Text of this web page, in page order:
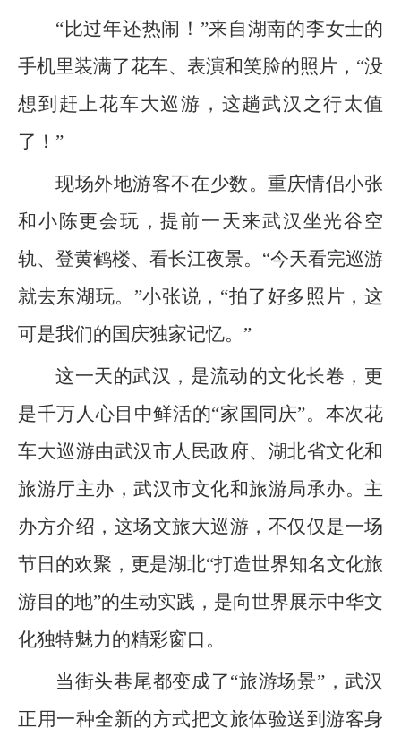
“比过年还热闹！”来自湖南的李女士的
手机里装满了花车、表演和笑脸的照片，“没
想到赶上花车大巡游，这趟武汉之行太值
了！”
现场外地游客不在少数。重庆情侣小张
和小陈更会玩，提前一天来武汉坐光谷空
轨、登黄鹤楼、看长江夜景。“今天看完巡游
就去东湖玩。”小张说，“拍了好多照片，这
可是我们的国庆独家记忆。”
这一天的武汉，是流动的文化长卷，更
是千万人心目中鲜活的“家国同庆”。本次花
车大巡游由武汉市人民政府、湖北省文化和
旅游厅主办，武汉市文化和旅游局承办。主
办方介绍，这场文旅大巡游，不仅仅是一场
节日的欢聚，更是湖北“打造世界知名文化旅
游目的地”的生动实践，是向世界展示中华文
化独特魅力的精彩窗口。
当街头巷尾都变成了“旅游场景”，武汉
正用一种全新的方式把文旅体验送到游客身